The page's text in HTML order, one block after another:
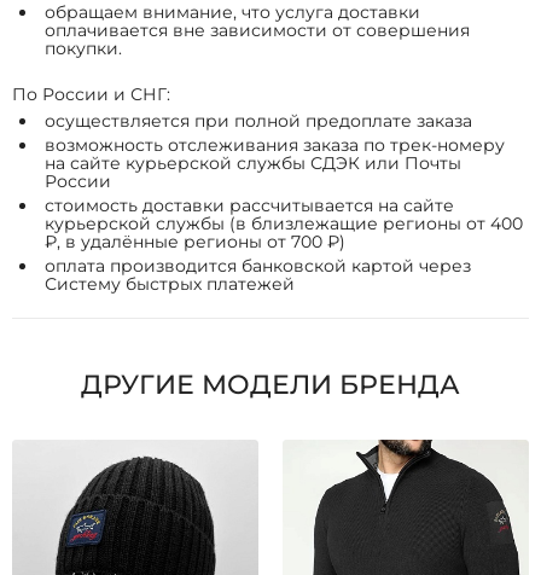
обращаем внимание, что услуга доставки
оплачивается вне зависимости от совершения
покупки.
По России и СНГ:
осуществляется при полной предоплате заказа
возможность отслеживания заказа по трек-номеру
на сайте курьерской службы СДЭК или Почты
России
стоимость доставки рассчитывается на сайте
курьерской службы (в близлежащие регионы от 400
₽, в удалённые регионы от 700 ₽)
оплата производится банковской картой через
Систему быстрых платежей
ДРУГИЕ МОДЕЛИ БРЕНДА